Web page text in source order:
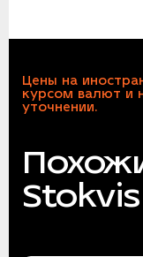
Цены на
курсом валют и
уточнении.
Stokvis